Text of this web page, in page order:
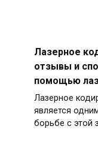
Лазерное
отзывы и
помощью
Лазерное
является
борьбе с этой